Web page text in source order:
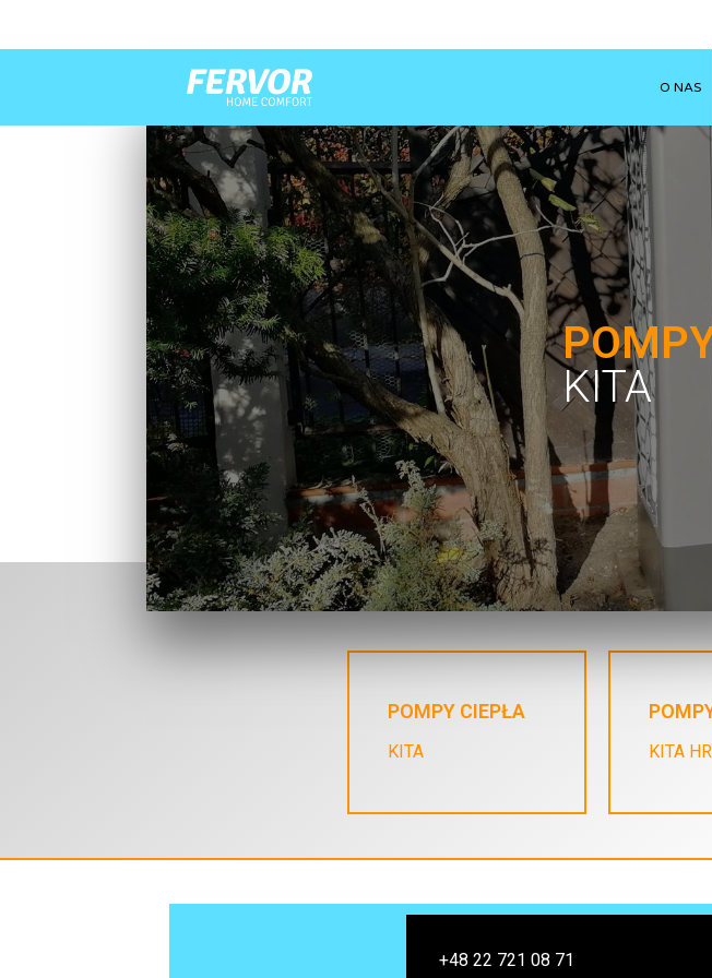
O NAS
KITA
POMPY CIEPŁA
KITA KITA HR
+48 22 721 08 71